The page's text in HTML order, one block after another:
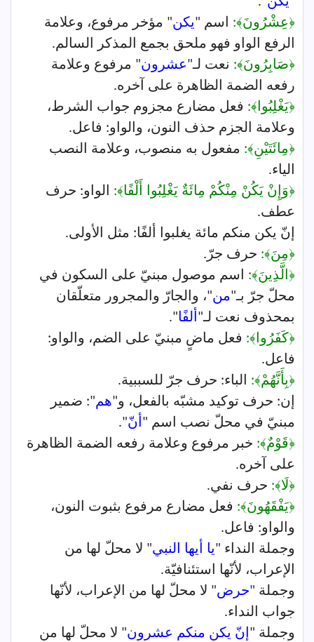
﴿عِشْرُونَ﴾: اسم "يكن" مؤخر مرفوع، وعلامة
الرفع الواو فهو ملحق بجمع المذكر السالم.
﴿صَابِرُونَ﴾: نعت لـ"عشرون" مرفوع وعلامة
رفعه الضمة الظاهرة على آخره.
﴿يَغْلِبُوا﴾: فعل مضارع مجزوم جواب الشرط،
وعلامة الجزم حذف النون، والواو: فاعل.
﴿مِائَتَيْنِ﴾: مفعول به منصوب، وعلامة النصب
الياء.
﴿وَإِنْ يَكُنْ مِنْكُمْ مِائَةٌ يَغْلِبُوا أَلْفًا﴾: الواو: حرف
عطف.
إنّ يكن منكم مائة يغلبوا ألفًا: مثل الأولى.
﴿مِنَ﴾: حرف جرّ.
﴿الَّذِينَ﴾: اسم موصول مبنيّ على السكون في
محلّ جرّ بـ"من"، والجارّ والمجرور متعلّقان
بمحذوف نعت لـ"ألفًا".
﴿كَفَرُوا﴾: فعل ماضٍ مبنيّ على الضم، والواو:
فاعل.
﴿بِأَنَّهُمْ﴾: الباء: حرف جرّ للسببية.
إن: حرف توكيد مشبّه بالفعل، و"هم": ضمير
مبنيّ في محلّ نصب اسم "أنّ".
﴿قَوْمٌ﴾: خبر مرفوع وعلامة رفعه الضمة الظاهرة
على آخره.
﴿لَا﴾: حرف نفي.
﴿يَفْقَهُونَ﴾: فعل مضارع مرفوع بثبوت النون،
والواو: فاعل.
وجملة النداء "يا أيها النبي" لا محلّ لها من
الإعراب، لأنّها استئنافيّة.
وجملة "حرض" لا محلّ لها من الإعراب، لأنّها
جواب النداء.
وجملة "إنّ يكن منكم عشرون" لا محلّ لها من